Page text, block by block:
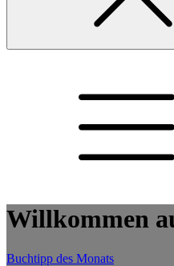
Willkommen
Buchtipp des Monats